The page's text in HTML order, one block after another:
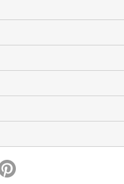
テナンスについて (3)